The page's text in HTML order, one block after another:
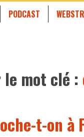
PODCAST
mot clé :
t-on à